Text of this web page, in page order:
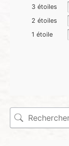
3 étoiles
2 étoiles
1 étoile